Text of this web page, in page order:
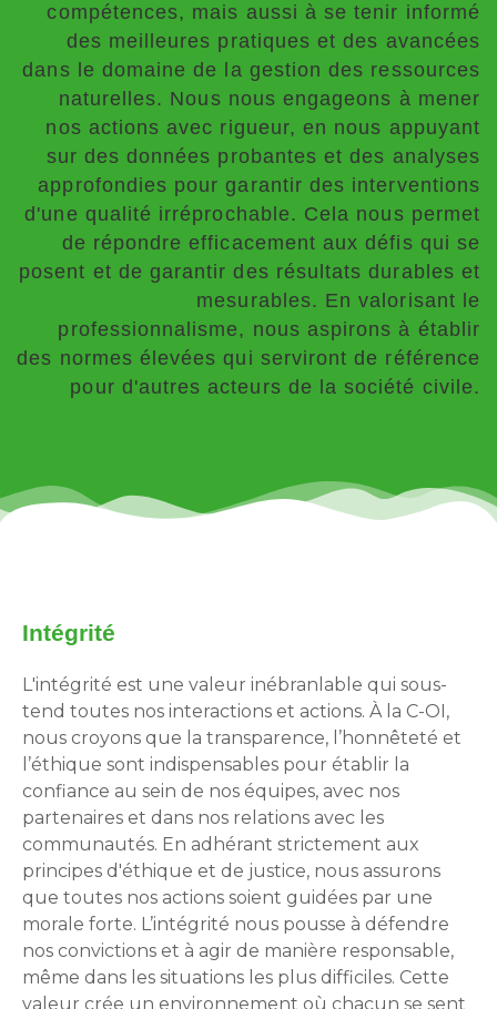
compétences, mais aussi à se tenir informé
des meilleures pratiques et des avancées
dans le domaine de la gestion des ressources
naturelles. Nous nous engageons à mener
nos actions avec rigueur, en nous appuyant
sur des données probantes et des analyses
approfondies pour garantir des interventions
d'une qualité irréprochable. Cela nous permet
de répondre efficacement aux défis qui se
posent et de garantir des résultats durables et
mesurables. En valorisant le
professionnalisme, nous aspirons à établir
des normes élevées qui serviront de référence
pour d'autres acteurs de la société civile.
Intégrité
L'intégrité est une valeur inébranlable qui sous-
tend toutes nos interactions et actions. À la C-OI,
nous croyons que la transparence, l’honnêteté et
l’éthique sont indispensables pour établir la
confiance au sein de nos équipes, avec nos
partenaires et dans nos relations avec les
communautés. En adhérant strictement aux
principes d'éthique et de justice, nous assurons
que toutes nos actions soient guidées par une
morale forte. L’intégrité nous pousse à défendre
nos convictions et à agir de manière responsable,
même dans les situations les plus difficiles. Cette
valeur crée un environnement où chacun se sent